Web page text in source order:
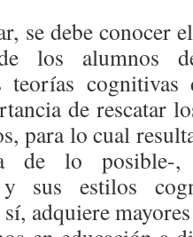
se debe conocer
los alumnos
teorías cognitivas
de rescatar
para lo cual
de lo posible-,
y sus estilos
adquiere